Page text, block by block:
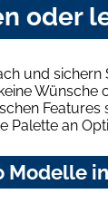
oder
und sichern
Wünsche
Palette an